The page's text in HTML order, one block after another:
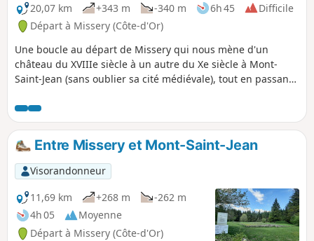
20,07 km
+343 m -340 m 6h 45
Difficile
Départ à Missery (Côte-d'Or)
Une boucle au départ de Missery qui nous mène d'un
château du XVIIIe siècle à un autre du Xe siècle à Mont-
Saint-Jean (sans oublier sa cité médiévale), tout en passant
siècle), avant un furtif passage par la Croisette ou du moins
sa croix, pour finir par le charmant village de Charny avec
en aperçu des vestiges de son château du XIIIe siècle.
Entre Missery et Mont-Saint-Jean
Visorandonneur
11,69 km
+268 m
-262 m
4h 05
Moyenne
Départ à Missery (Côte-d'Or)